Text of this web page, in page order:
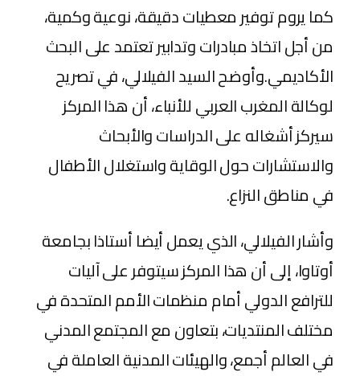
كما يروم توفير معطيات دقيقة، نوعية وكمية،
من أجل اتخاذ مبادرات وتدابير تعتمد على البحث
الأكاديمي.وأوضح السيد الفيلالي، في تصريح
لوكالة المغرب العربي للأنباء، أن هذا المركز
سيركز أشغاله على الدراسات والأبحاث
والاستشارات حول الوقاية واستغلال الأطفال
في مناطق النزاع.
وأشار الفيلالي، الذي يعمل أيضا أستاذا بجامعة
أوتاوا، إلى أن هذا المركز سيتوفر على آليات
للترافع الدولي أمام منظمات الأمم المتحدة في
مختلف المنتديات، بتعاون مع المجتمع المدني
في العالم أجمع، والهيئات المدنية العاملة في